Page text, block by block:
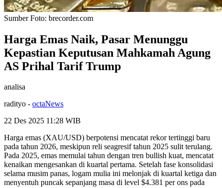
Sumber Foto: brecorder.com
Harga Emas Naik, Pasar Menunggu
Kepastian Keputusan Mahkamah Agung
AS Prihal Tarif Trump
analisa
radityo - octaNews
22 Des 2025 11:28 WIB
Harga emas (XAU/USD) berpotensi mencatat rekor tertinggi baru
pada tahun 2026, meskipun reli seagresif tahun 2025 sulit terulang.
Pada 2025, emas memulai tahun dengan tren bullish kuat, mencatat
kenaikan mengesankan di kuartal pertama. Setelah fase konsolidasi
selama musim panas, logam mulia ini melonjak di kuartal ketiga dan
menyentuh puncak sepanjang masa di level $4.381 per ons pada